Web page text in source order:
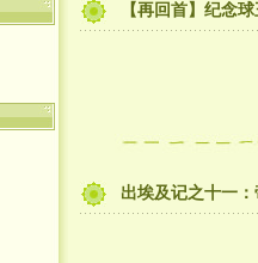
【再回首】纪念
出埃及记之十一